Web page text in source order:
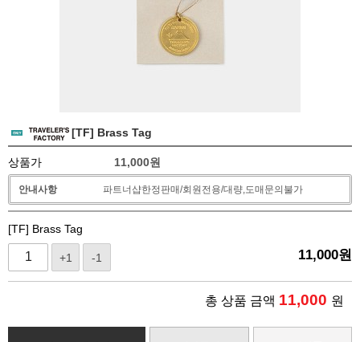
[TF] Brass Tag
상품가 11,000원
안내사항 파트너샵한정판매/회원전용/대량,도매문의불가
[TF] Brass Tag
+1 -1 11,000원
총 상품 금액 11,000 원